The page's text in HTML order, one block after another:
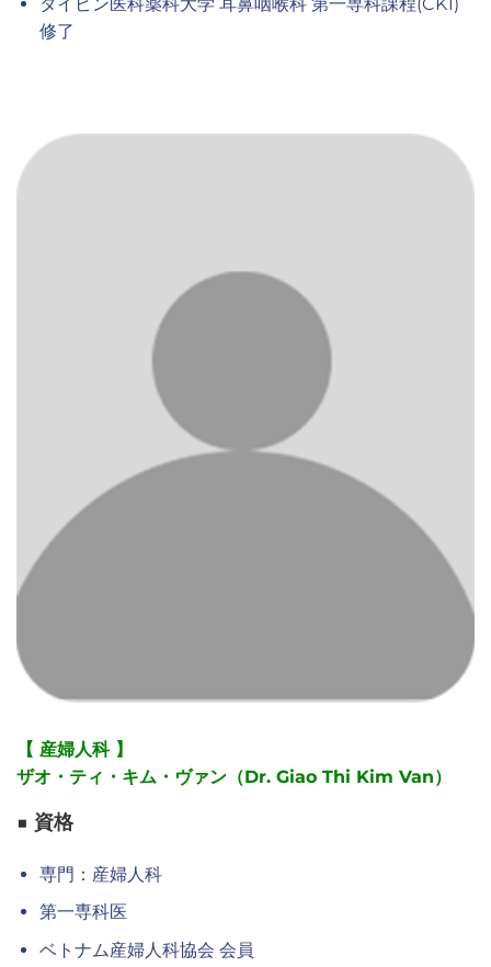
修了
【 産婦人科 】
ザオ・ティ・キム・ヴァン（Dr. Giao Thi Kim Van）
■ 資格
専門：産婦人科
第一専科医
ベトナム産婦人科協会 会員